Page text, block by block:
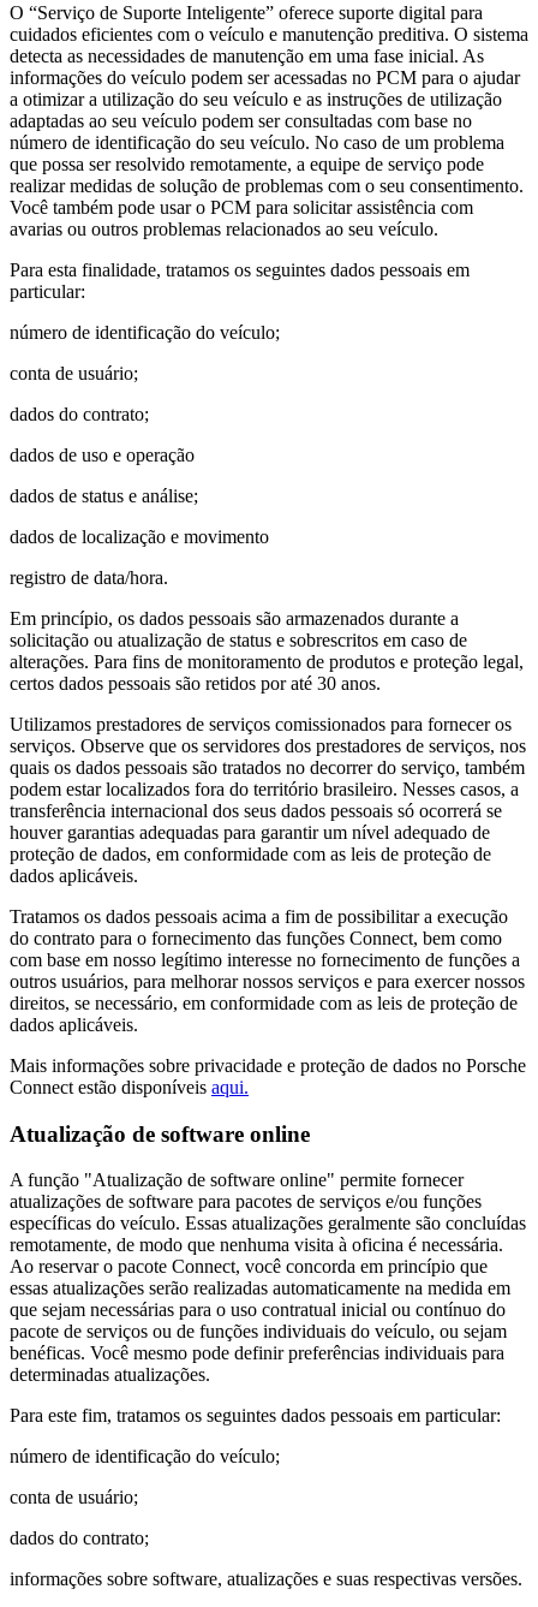
O “Serviço de Suporte Inteligente” oferece suporte digital para
cuidados eficientes com o veículo e manutenção preditiva. O sistema
detecta as necessidades de manutenção em uma fase inicial. As
informações do veículo podem ser acessadas no PCM para o ajudar
a otimizar a utilização do seu veículo e as instruções de utilização
adaptadas ao seu veículo podem ser consultadas com base no
número de identificação do seu veículo. No caso de um problema
que possa ser resolvido remotamente, a equipe de serviço pode
realizar medidas de solução de problemas com o seu consentimento.
Você também pode usar o PCM para solicitar assistência com
avarias ou outros problemas relacionados ao seu veículo.
Para esta finalidade, tratamos os seguintes dados pessoais em
particular:
número de identificação do veículo;
conta de usuário;
dados do contrato;
dados de uso e operação
dados de status e análise;
dados de localização e movimento
registro de data/hora.
Em princípio, os dados pessoais são armazenados durante a
solicitação ou atualização de status e sobrescritos em caso de
alterações. Para fins de monitoramento de produtos e proteção legal,
certos dados pessoais são retidos por até 30 anos.
Utilizamos prestadores de serviços comissionados para fornecer os
serviços. Observe que os servidores dos prestadores de serviços, nos
quais os dados pessoais são tratados no decorrer do serviço, também
podem estar localizados fora do território brasileiro. Nesses casos, a
transferência internacional dos seus dados pessoais só ocorrerá se
houver garantias adequadas para garantir um nível adequado de
proteção de dados, em conformidade com as leis de proteção de
dados aplicáveis.
Tratamos os dados pessoais acima a fim de possibilitar a execução
do contrato para o fornecimento das funções Connect, bem como
com base em nosso legítimo interesse no fornecimento de funções a
outros usuários, para melhorar nossos serviços e para exercer nossos
direitos, se necessário, em conformidade com as leis de proteção de
dados aplicáveis.
Mais informações sobre privacidade e proteção de dados no Porsche
Connect estão disponíveis aqui.
Atualização de software online
A função "Atualização de software online" permite fornecer
atualizações de software para pacotes de serviços e/ou funções
específicas do veículo. Essas atualizações geralmente são concluídas
remotamente, de modo que nenhuma visita à oficina é necessária.
Ao reservar o pacote Connect, você concorda em princípio que
essas atualizações serão realizadas automaticamente na medida em
que sejam necessárias para o uso contratual inicial ou contínuo do
pacote de serviços ou de funções individuais do veículo, ou sejam
benéficas. Você mesmo pode definir preferências individuais para
determinadas atualizações.
Para este fim, tratamos os seguintes dados pessoais em particular:
número de identificação do veículo;
conta de usuário;
dados do contrato;
informações sobre software, atualizações e suas respectivas versões.